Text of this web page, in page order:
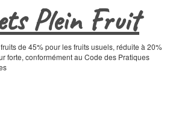
Plein Fruit
de 45% pour les fruits usuels, réduite à 20%
forte, conformément au Code des Pratiques